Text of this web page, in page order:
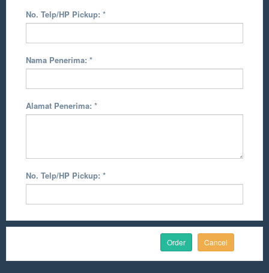
No. Telp/HP Pickup: *
Nama Penerima: *
Alamat Penerima: *
No. Telp/HP Pickup: *
Cancel